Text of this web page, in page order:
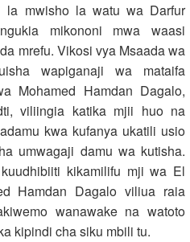
la mwisho la watu wa Darfur
mikononi mwa waasi
mrefu. Vikosi vya Msaada wa
wapiganaji wa mataifa
Mohamed Hamdan Dagalo,
viliingia katika mjii huo na
kwa kufanya ukatili usio
umwagaji damu wa kutisha.
kikamilifu mji wa El
Hamdan Dagalo viliua raia
wanawake na watoto
kipindi cha siku mbili tu.